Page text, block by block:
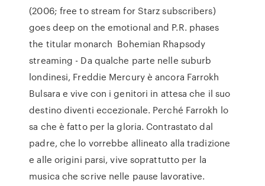
(2006; free to stream for Starz subscribers)
goes deep on the emotional and P.R. phases
the titular monarch Bohemian Rhapsody
streaming - Da qualche parte nelle suburb
londinesi, Freddie Mercury è ancora Farrokh
Bulsara e vive con i genitori in attesa che il suo
destino diventi eccezionale. Perché Farrokh lo
sa che è fatto per la gloria. Contrastato dal
padre, che lo vorrebbe allineato alla tradizione
e alle origini parsi, vive soprattutto per la
musica che scrive nelle pause lavorative.